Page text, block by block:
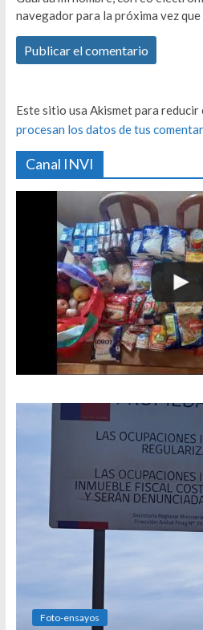
navegador para la próxima vez que
Este sitio usa Akismet para reducir
procesan los datos de tus
Canal INVI
Foto-ensayos